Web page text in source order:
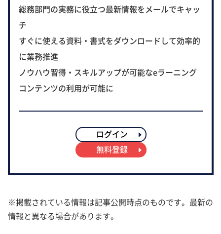
総務部門の実務に役立つ最新情報をメールでキャッ
チ
すぐに使える資料・書式をダウンロードして効率的
に業務推進
ノウハウ習得・スキルアップが可能なeラーニング
コンテンツの利用が可能に
ログイン
無料登録
※掲載されている情報は記事公開時点のものです。最新の
情報と異なる場合があります。